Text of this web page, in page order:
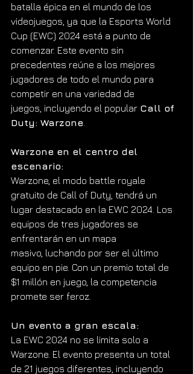
batalla épica en el mundo de los
videojuegos, ya que la Esports World
Cup (EWC) 2024 está a punto de
comenzar. Este evento sin
precedentes reúne a los mejores
jugadores de todo el mundo para
competir en una variedad de
juegos, incluyendo el popular Call of
Duty: Warzone
Warzone en el centro del
escenario:
Warzone, el modo battle royale
gratuito de Call of Duty, tendrá un
lugar destacado en la EWC 2024. Los
equipos de tres jugadores se
enfrentarán en un mapa
masivo, luchando por ser el último
equipo en pie. Con un premio total de
$1 millón en juego, la competencia
promete ser feroz.
Un evento a gran escala:
La EWC 2024 no se limita solo a
Warzone. El evento presenta un total
de 21 juegos diferentes, incluyendo